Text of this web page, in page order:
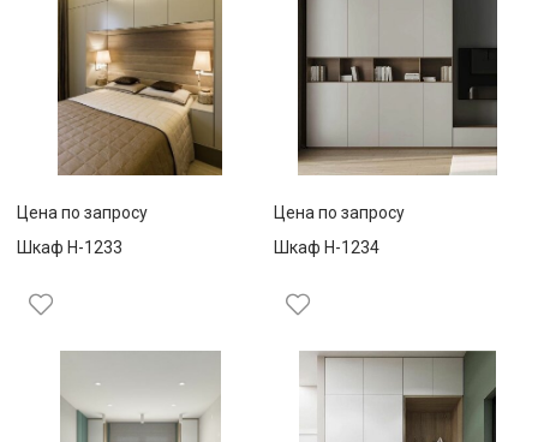
Цена по запросу
Шкаф Н-1233
Цена по запросу
Шкаф Н-1234